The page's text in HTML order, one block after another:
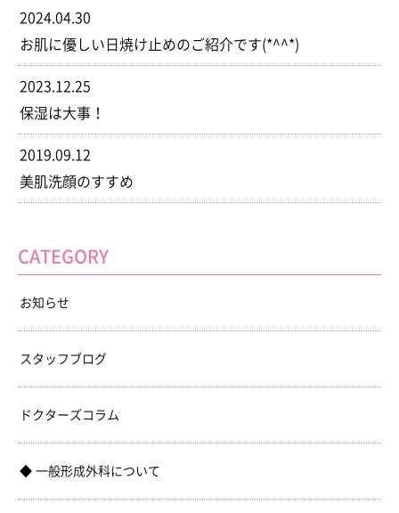
2024.04.30
お肌に優しい日焼け止めのご紹介です(*^^*)
2023.12.25
保湿は大事！
2019.09.12
美肌洗顔のすすめ
CATEGORY
お知らせ
スタッフブログ
ドクターズコラム
一般形成外科について